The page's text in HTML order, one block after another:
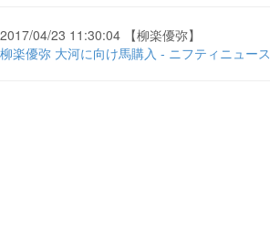
2017/04/23 11:30:04 【柳楽優弥】
柳楽優弥 大河に向け馬購入 - ニフティニュース